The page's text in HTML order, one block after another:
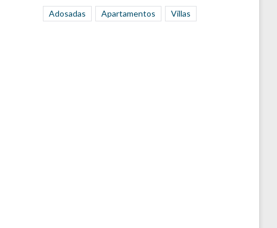
Adosadas Apartamentos Villas